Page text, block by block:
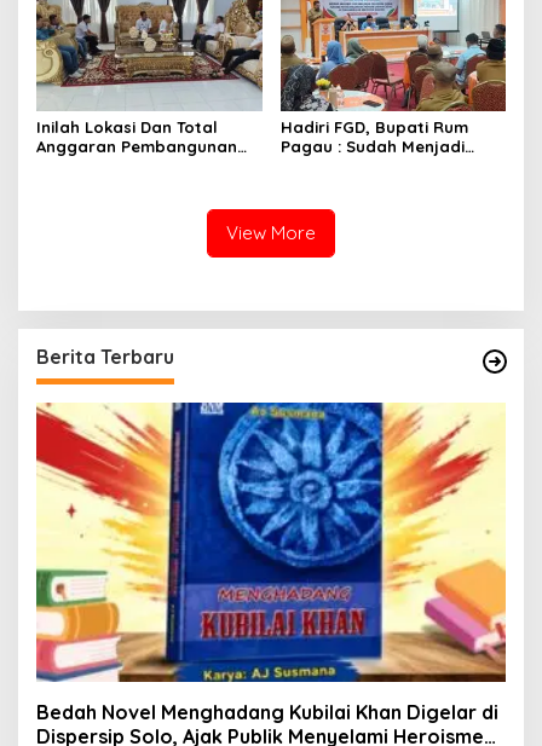
Inilah Lokasi Dan Total
Anggaran Pembangunan
Hadiri FGD, Bupati Rum
Pagau : Sudah Menjadi
View More
Berita Terbaru
Bedah Novel Menghadang Kubilai Khan Digelar di
Dispersip Solo, Ajak Publik Menyelami Heroisme